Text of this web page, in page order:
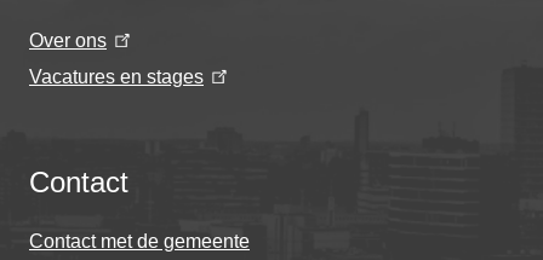
Over ons
Vacatures en stages
Contact
Contact met de gemeente